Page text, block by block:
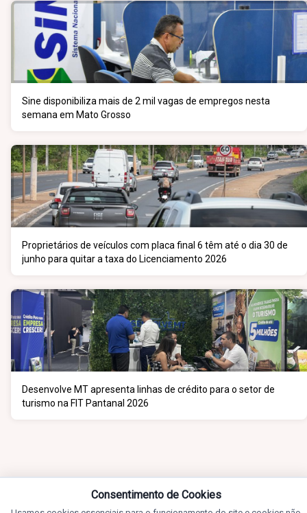
Sine disponibiliza mais de 2 mil vagas de empregos nesta
semana em Mato Grosso
Proprietários de veículos com placa final 6 têm até o dia 30 de
junho para quitar a taxa do Licenciamento 2026
Desenvolve MT apresenta linhas de crédito para o setor de
turismo na FIT Pantanal 2026
Consentimento de Cookies